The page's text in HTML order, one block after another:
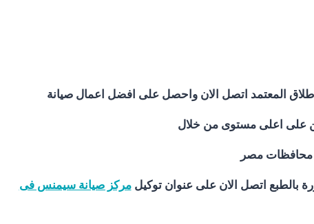
المعتمد اتصل الان واحصل على افضل اعمال صيانة
على اعلى مستوى من خلال
محافظات مصر
بالطبع اتصل الان على عنوان توكيلمركز صيانة سيمنس فى